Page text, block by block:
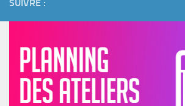
SUIVRE :